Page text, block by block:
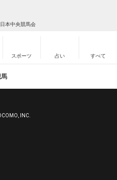
本中央競馬会
スポーツ 占い すべて
INC.